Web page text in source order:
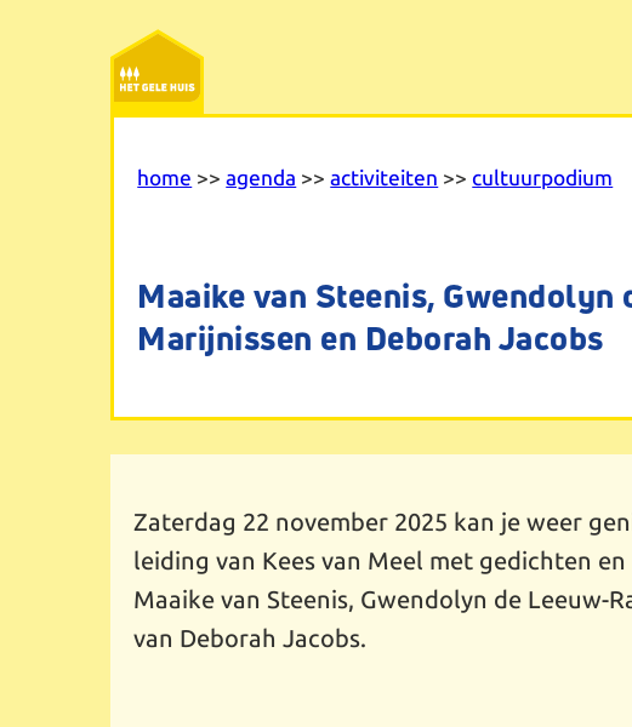
home >>agenda >>activiteiten >>cultuurpodium
Maaike van Steenis, Gwendolyn
Marijnissen en Deborah Jacobs
Zaterdag 22 november 2025 kan je weer
leiding van Kees van Meel met gedichten
Maaike van Steenis, Gwendolyn de Leeuw-
van Deborah Jacobs.